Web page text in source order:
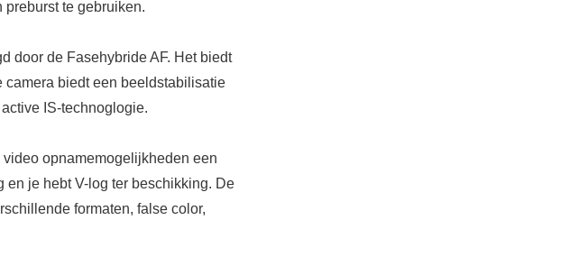
te gebruiken.
door de Fasehybride AF. Het biedt
biedt een beeldstabilisatie
IS-technoglogie.
opnamemogelijkheden een
je hebt V-log ter beschikking. De
formaten, false color,